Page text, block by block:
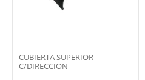
CUBIERTA SUPERIOR
C/DIRECCION